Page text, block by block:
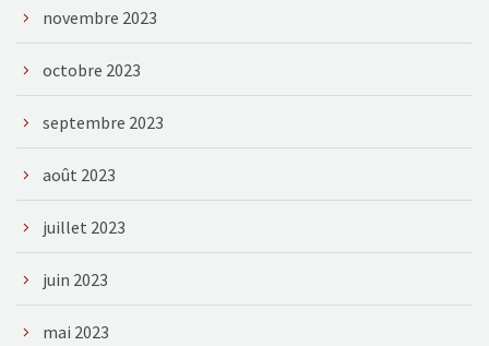
novembre 2023
octobre 2023
septembre 2023
août 2023
juillet 2023
juin 2023
mai 2023